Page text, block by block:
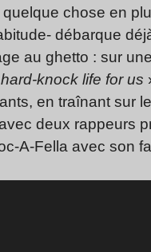
chose en
débarque
au ghetto : sur
hard-knock life for us
en traînant sur
deux rappeurs
A-Fella avec son